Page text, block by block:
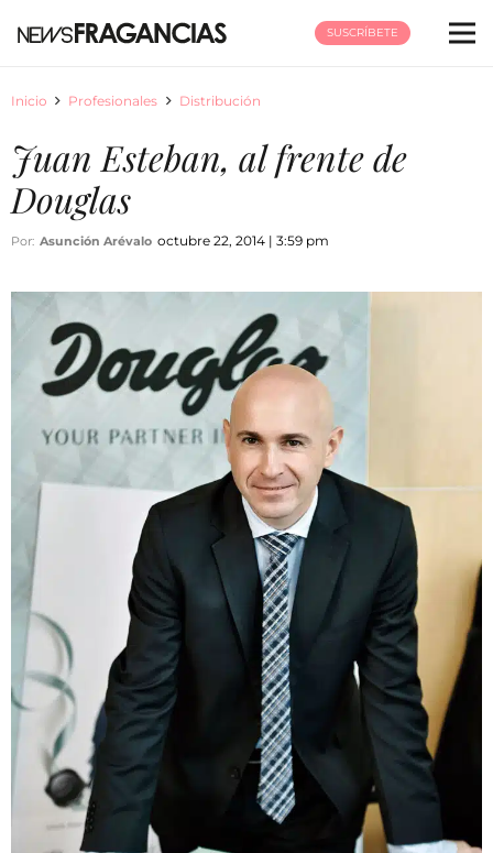
SUSCRÍBETE
Inicio Profesionales Distribución
Juan Esteban, al frente de
Douglas
Por: Asunción Arévalo octubre 22, 2014 | 3:59 pm